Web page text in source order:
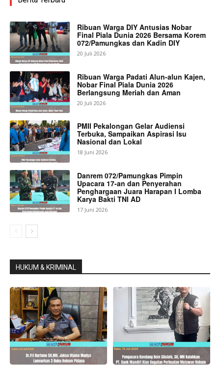
Ribuan Warga DIY Antusias Nobar
Final Piala Dunia 2026 Bersama Korem
072/Pamungkas dan Kadin DIY
20 Juli 2026
Ribuan Warga Padati Alun-alun Kajen,
Nobar Final Piala Dunia 2026
Berlangsung Meriah dan Aman
20 Juli 2026
PMII Pekalongan Gelar Audiensi
Terbuka, Sampaikan Aspirasi Isu
Nasional dan Lokal
18 Juni 2026
Danrem 072/Pamungkas Pimpin
Upacara 17-an dan Penyerahan
Penghargaan Juara Harapan I Lomba
Karya Bakti TNI AD
17 Juni 2026
HUKUM & KRIMINAL